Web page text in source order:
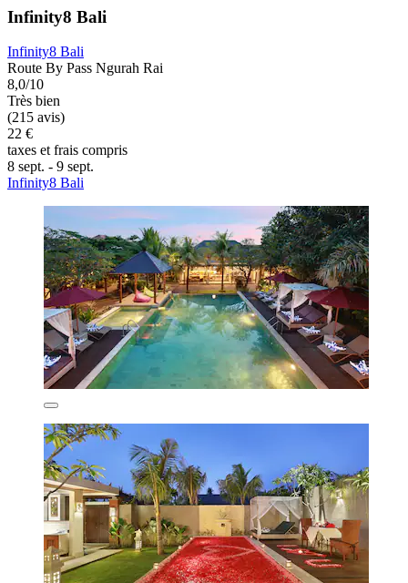
Infinity8 Bali
Infinity8 Bali
Route By Pass Ngurah Rai
8,0/10
Très bien
(215 avis)
22 €
taxes et frais compris
8 sept. - 9 sept.
Infinity8 Bali